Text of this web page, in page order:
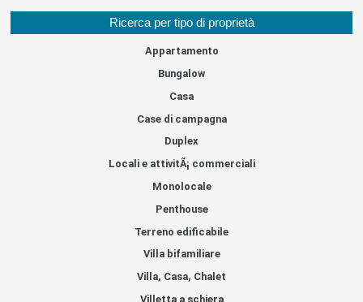
Ricerca per tipo di proprietà
Appartamento
Bungalow
Casa
Case di campagna
Duplex
Locali e attivitÃ¡ commerciali
Monolocale
Penthouse
Terreno edificabile
Villa bifamiliare
Villa, Casa, Chalet
Villetta a schiera